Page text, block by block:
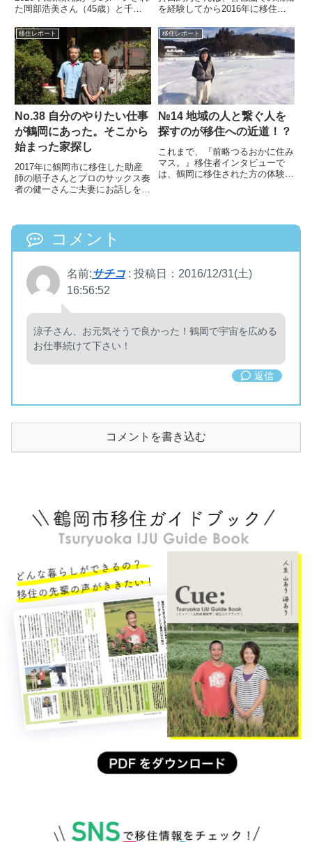
た岡部浩美さん（45歳）と千信
伺いました。岡部さんご夫妻は現
在、コーヒー豆専門店「千一珈
琲」を営み、自家焙煎のコーヒー
豆の販売の他に、イベントやコ...
を経験してから2016年に移住し
を伺いました。持田絢乃さん。埼
玉県出身。大学２年次に大学のゼ
ミ（地域調査）で来鶴。卒業後は
東京・神奈川の飲食店に勤務し...
移住レポート
No.38 自分のやりたい仕事
が鶴岡にあった。そこから
始まった家探し
2017年に鶴岡市に移住した助産
師の順子さんとプロのサックス奏
者の健一さんご夫妻にお話しを伺
身。順子さんは高校卒業後に上
京。看護師（助産師）として都内
の総合病院に勤務。健一さ...
移住レポート
№14 地域の人と繋ぐ人を
探すのが移住への近道！？
これまで、『前略つるおかに住み
マス。』移住者インタビューで
は、鶴岡に移住された方の体験談
コメント
名前:サチコ : 投稿日：2016/12/31(土)
16:56:52
涼子さん、お元気そうで良かった！鶴岡で宇宙を広める
お仕事続けて下さい！
返信
コメントを書き込む